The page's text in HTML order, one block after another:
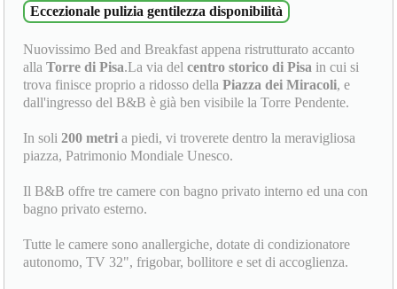
Eccezionale pulizia gentilezza disponibilità
Nuovissimo Bed and Breakfast appena ristrutturato accanto
allaTorre di Pisa.La via delcentro storico di Pisa in cui si
trova finisce proprio a ridosso dellaPiazza dei Miracoli, e
dall'ingresso del B&B è già ben visibile la Torre Pendente.
In soli 200 metri a piedi, vi troverete dentro la meravigliosa
piazza, Patrimonio Mondiale Unesco.
Il B&B offre tre camere con bagno privato interno ed una con
bagno privato esterno.
Tutte le camere sono anallergiche, dotate di condizionatore
autonomo, TV 32", frigobar, bollitore e set di accoglienza.